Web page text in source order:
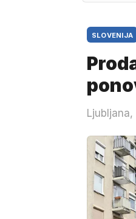
SLOVENIJA
Ljubljana,